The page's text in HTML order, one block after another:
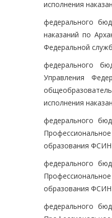
исполнения
федерального
наказаний по
Федеральной
федерального
Управления
исполнения
федерального
образования ФСИН
федерального
образования ФСИН
федерального